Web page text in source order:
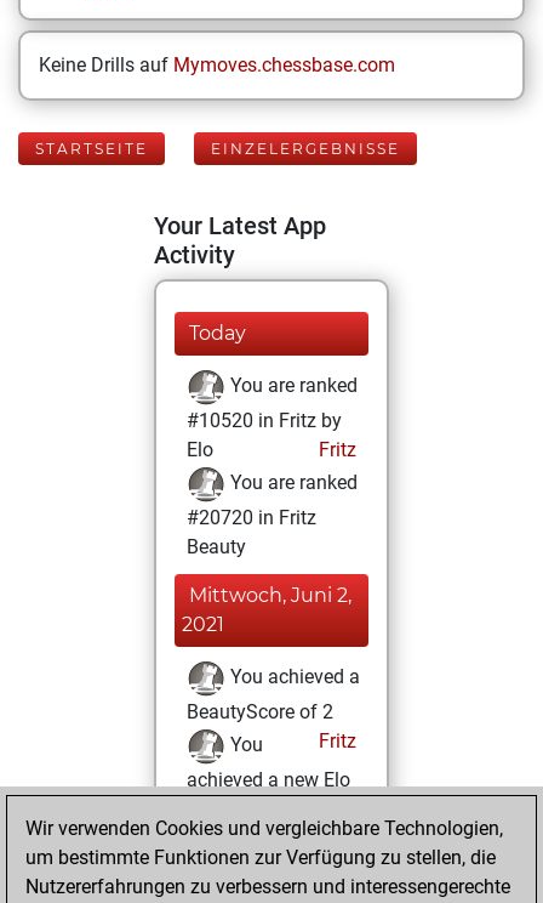
Keine Drills auf Mymoves.chessbase.com
STARTSEITE EINZELERGEBNISSE
Your Latest App
Activity
Today
You are ranked
#10520 in Fritz by
Elo
Fritz
You are ranked
#20720 in Fritz
Beauty
Mittwoch, Juni 2,
2021
You achieved a
BeautyScore of 2
Fritz
You
achieved a new Elo
You created
your Fritz account
Wir verwenden Cookies und vergleichbare Technologien,
um bestimmte Funktionen zur Verfügung zu stellen, die
Nutzererfahrungen zu verbessern und interessengerechte